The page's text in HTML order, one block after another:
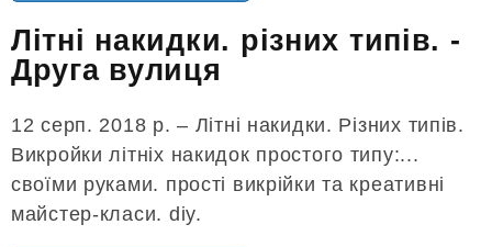
Літні накидки. різних типів. -
Друга вулиця
12 серп. 2018 р. – Літні накидки. Різних типів.
Викройки літніх накидок простого типу:...
своїми руками. прості викрійки та креативні
майстер-класи. diy.